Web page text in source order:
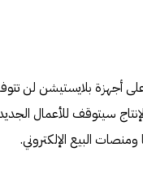
أجهزة بلايستيشن لن
سيتوقف للأعمال
البيع الإلكتروني.